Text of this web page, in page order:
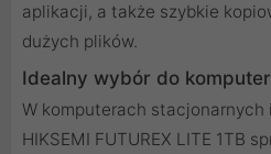
aplikacji, a także szybkie
dużych plików.
Idealny wybór do
W komputerach stacjonarnych
HIKSEMI FUTUREX LITE 1TB